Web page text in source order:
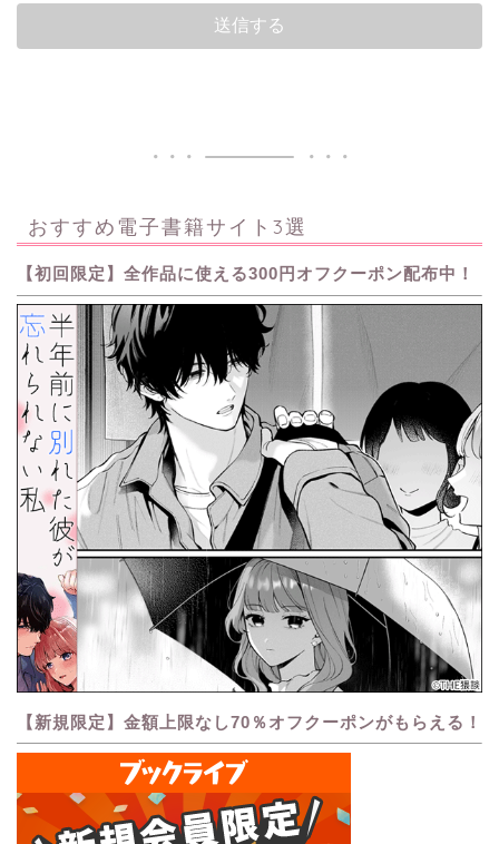
おすすめ電子書籍サイト3選
【初回限定】全作品に使える300円オフクーポン配布中！
【新規限定】金額上限なし70％オフクーポンがもらえる！